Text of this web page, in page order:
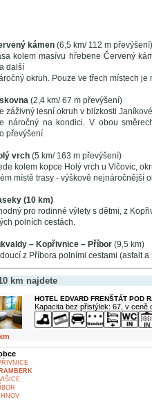
kámen (6,5 km/ 112 m převýšení)
kolem masívu hřebene Červený
další
okruh. Pouze ve třech místech
(2,4 km/ 67 m převýšení)
záživný lesní okruh v blízkosti
náročný na kondici. V obou
převýšení.
vrch (5 km/ 163 m převýšení)
kolem kopce Holý vrch u Vlčovic,
místě trasy - výškově nejnáročnější
(10 km)
pro rodinné výlety s dětmi, z
polních cestách.
– Kopřivnice – Příbor (9,5 km)
z Příbora polními cestami (asfalt
km najdete
HOTEL EDVARD FRENŠTÁT POD
Kapacita bez přistýlek: 67, v ceně